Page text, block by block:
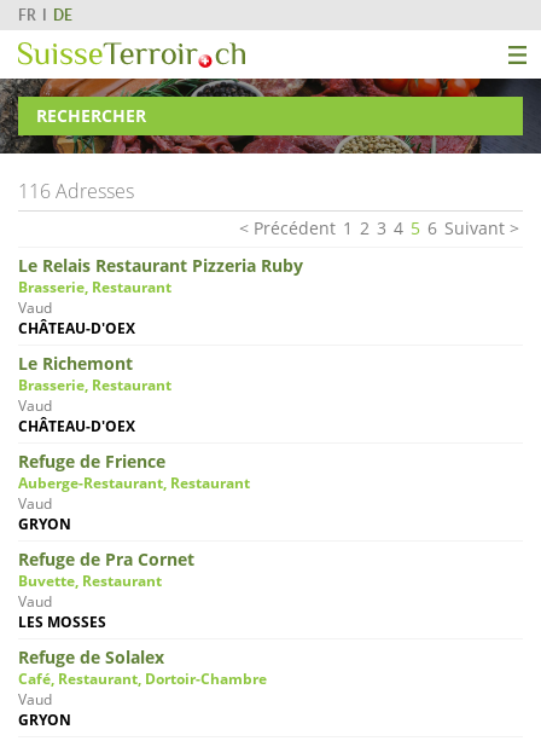
FR DE
RECHERCHER
116 Adresses
Précédent 1 2 3 4 5 6 Suivant
Le Relais Restaurant Pizzeria Ruby
Brasserie, Restaurant
Vaud
CHÂTEAU-D'OEX
Le Richemont
Brasserie, Restaurant
Vaud
CHÂTEAU-D'OEX
Refuge de Frience
Auberge-Restaurant, Restaurant
Vaud
GRYON
Refuge de Pra Cornet
Buvette, Restaurant
Vaud
LES MOSSES
Refuge de Solalex
Café, Restaurant, Dortoir-Chambre
Vaud
GRYON